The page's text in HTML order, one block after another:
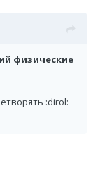
физические
:dirol: